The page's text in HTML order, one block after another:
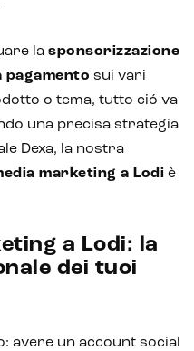
la sponsorizzazione
pagamento sui vari
o tema, tutto ció va
una precisa strategia
Dexa, la nostra
marketing a Lodi è
a Lodi: la
dei tuoi
avere un account social